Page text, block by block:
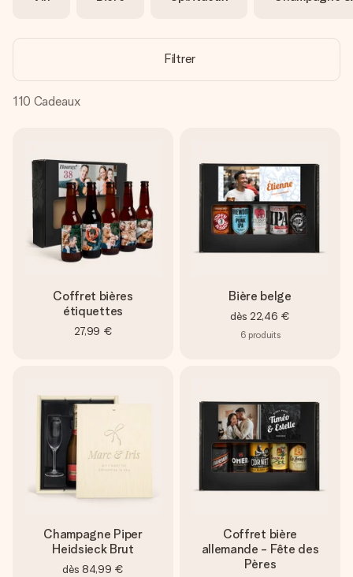
Créez quelque chose d’unique en quelques étapes – avec
Filtrer
110 Cadeaux
Coffret bières
étiquettes
27,99 €
Bière belge
dès 22,46 €
6 produits
Champagne Piper
Heidsieck Brut
dès 84,99 €
Coffret bière
allemande - Fête des
Pères